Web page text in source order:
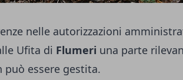
nelle autorizzazioni
Ufita di Flumeri una parte
essere gestita.